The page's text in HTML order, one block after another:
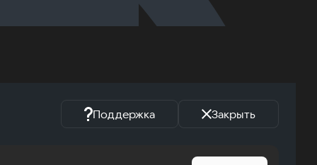
Поддержка Закрыть